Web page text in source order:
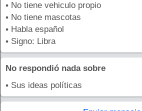
▪ No tiene vehiculo propio
▪ No tiene mascotas
▪ Habla español
▪ Signo: Libra
No respondió nada sobre
▪ Sus ideas políticas